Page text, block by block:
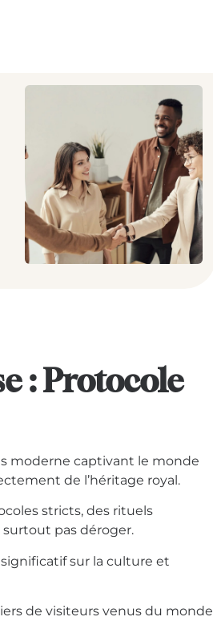
: Protocole
moderne captivant le monde
de l’héritage royal.
stricts, des rituels
pas déroger.
sur la culture et
de visiteurs venus du monde